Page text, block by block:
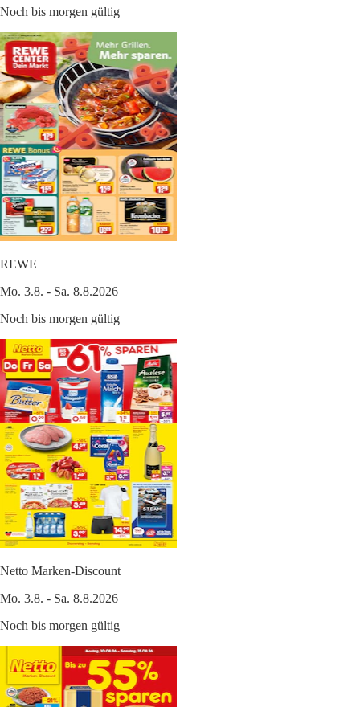
Noch bis morgen gültig
REWE
Mo. 3.8. - Sa. 8.8.2026
Noch bis morgen gültig
Netto Marken-Discount
Mo. 3.8. - Sa. 8.8.2026
Noch bis morgen gültig